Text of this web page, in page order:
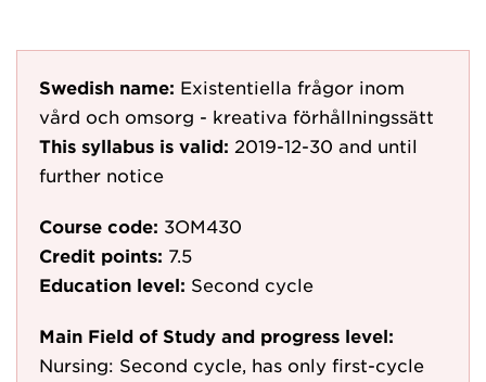
Swedish name: Existentiella frågor inom
vård och omsorg - kreativa förhållningssätt
This syllabus is valid: 2019-12-30 and until
further notice
Course code: 3OM430
Credit points: 7.5
Education level: Second cycle
Main Field of Study and progress level:
Nursing: Second cycle, has only first-cycle